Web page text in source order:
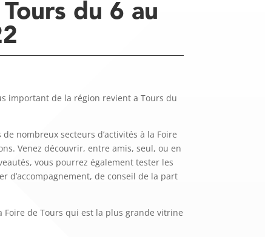
du 6 au
important de la région revient a Tours du
nombreux secteurs d’activités à la Foire
Venez découvrir, entre amis, seul, ou en
vous pourrez également tester les
d’accompagnement, de conseil de la part
Foire de Tours qui est la plus grande vitrine